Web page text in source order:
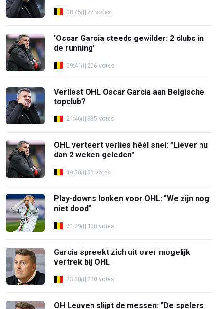
08:45 77 votes
'Oscar Garcia steeds gewilder: 2 clubs in
de running'
09:41 206 votes
Verliest OHL Oscar Garcia aan Belgische
topclub?
21:46 335 votes
OHL verteert verlies héél snel: "Liever nu
dan 2 weken geleden"
19:50 60 votes
Play-downs lonken voor OHL: "We zijn nog
niet dood"
21:29 100 votes
Garcia spreekt zich uit over mogelijk
vertrek bij OHL
23:00 230 votes
OH Leuven slijpt de messen: "De spelers